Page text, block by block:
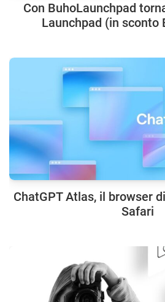
Con BuhoLaunchpad
Launchpad (in sconto
ChatGPT Atlas, il browser
Safari